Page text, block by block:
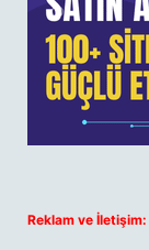
Reklam ve İletişim: